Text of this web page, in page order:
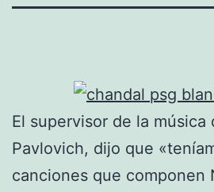
El supervisor de la música
Pavlovich, dijo que
canciones que componen